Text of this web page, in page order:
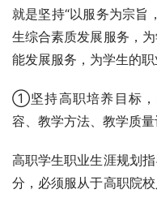
就是坚持“以服务为宗旨
生综合素质发展服务，
能发展服务，为学生的职
①坚持高职培养目标，
容、教学方法、教学质量
高职学生职业生涯规划
分，必须服从于高职院